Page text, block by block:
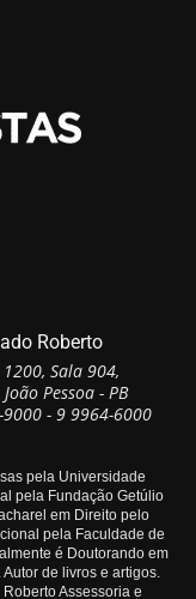
Roberto
Sala 904,
Pessoa - PB
- 9 9964-6000
pela Universidade
pela Fundação Getúlio
em Direito pelo
pela Faculdade de
é Doutorando em
de livros e artigos.
Assessoria e